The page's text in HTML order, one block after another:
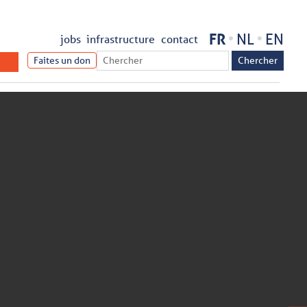
jobs infrastructure contact FR NL EN
Faites un don